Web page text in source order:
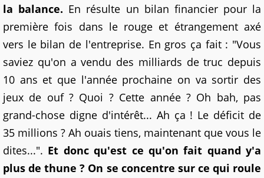
la balance. En résulte un bilan financier pour la
première fois dans le rouge et étrangement axé
vers le bilan de l'entreprise. En gros ça fait : "Vous
saviez qu'on a vendu des milliards de truc depuis
10 ans et que l'année prochaine on va sortir des
jeux de ouf ? Quoi ? Cette année ? Oh bah, pas
grand-chose digne d'intérêt... Ah ça ! Le déficit de
35 millions ? Ah ouais tiens, maintenant que vous le
dites...". Et donc qu'est ce qu'on fait quand y'a
plus de thune ? On se concentre sur ce qui roule